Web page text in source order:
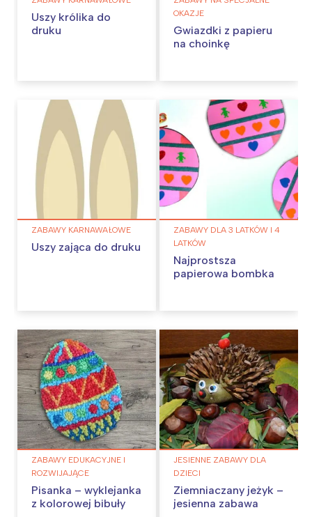
Uszy królika do
druku
OKAZJE
Gwiazdki z papieru
na choinkę
ZABAWY KARNAWAŁOWE
Uszy zająca do druku
ZABAWY DLA 3 LATKÓW I 4
LATKÓW
Najprostsza
papierowa bombka
ZABAWY EDUKACYJNE I
ROZWIJAJĄCE
Pisanka – wyklejanka
z kolorowej bibuły
JESIENNE ZABAWY DLA
DZIECI
Ziemniaczany jeżyk –
jesienna zabawa